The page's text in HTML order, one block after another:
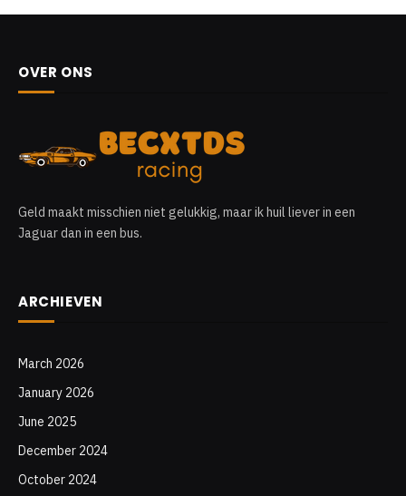
OVER ONS
Geld maakt misschien niet gelukkig, maar ik huil liever in een
Jaguar dan in een bus.
ARCHIEVEN
March 2026
January 2026
June 2025
December 2024
October 2024